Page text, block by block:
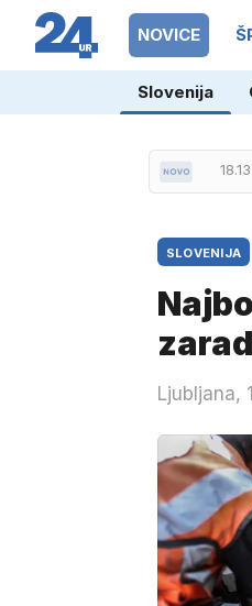
NOVICE
Slovenija 18.13
17.51
SLOVENIJA
Ljubljana,